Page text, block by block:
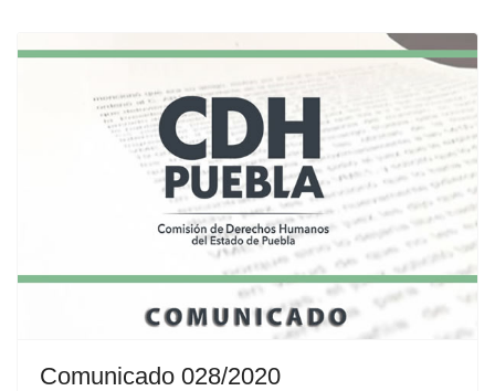
Comunicado 028/2020